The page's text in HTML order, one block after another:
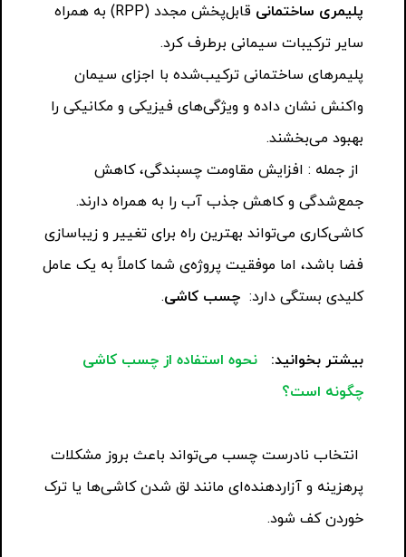
پلیمری ساختمانی
قابل‌پخش مجدد (RPP) به همراه
سایر ترکیبات سیمانی برطرف کرد.
پلیمرهای ساختمانی ترکیب‌شده با اجزای سیمان
واکنش نشان داده و ویژگی‌های فیزیکی و مکانیکی را
بهبود می‌بخشند.
از جمله : افزایش مقاومت چسبندگی، کاهش
جمع‌شدگی و کاهش جذب آب را به همراه دارند.
کاشی‌کاری می‌تواند بهترین راه برای تغییر و زیباسازی
فضا باشد، اما موفقیت پروژه‌ی شما کاملاً به یک عامل
کلیدی بستگی دارد: چسب کاشی.
بیشتر بخوانید:
نحوه استفاده از چسب کاشی
چگونه است؟
انتخاب نادرست چسب می‌تواند باعث بروز مشکلات
پرهزینه و آزاردهنده‌ای مانند لق شدن کاشی‌ها یا ترک
خوردن کف شود.